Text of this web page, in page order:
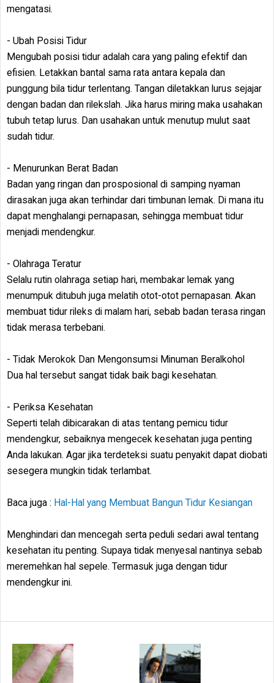
mengatasi.
- Ubah Posisi Tidur
Mengubah posisi tidur adalah cara yang paling efektif dan
efisien. Letakkan bantal sama rata antara kepala dan
punggung bila tidur terlentang. Tangan diletakkan lurus sejajar
dengan badan dan rilekslah. Jika harus miring maka usahakan
tubuh tetap lurus. Dan usahakan untuk menutup mulut saat
sudah tidur.
- Menurunkan Berat Badan
Badan yang ringan dan prosposional di samping nyaman
dirasakan juga akan terhindar dari timbunan lemak. Di mana itu
dapat menghalangi pernapasan, sehingga membuat tidur
menjadi mendengkur.
- Olahraga Teratur
Selalu rutin olahraga setiap hari, membakar lemak yang
menumpuk ditubuh juga melatih otot-otot pernapasan. Akan
membuat tidur rileks di malam hari, sebab badan terasa ringan
tidak merasa terbebani.
- Tidak Merokok Dan Mengonsumsi Minuman Beralkohol
Dua hal tersebut sangat tidak baik bagi kesehatan.
- Periksa Kesehatan
Seperti telah dibicarakan di atas tentang pemicu tidur
mendengkur, sebaiknya mengecek kesehatan juga penting
Anda lakukan. Agar jika terdeteksi suatu penyakit dapat diobati
sesegera mungkin tidak terlambat.
Baca juga : Hal-Hal yang Membuat Bangun Tidur Kesiangan
Menghindari dan mencegah serta peduli sedari awal tentang
kesehatan itu penting. Supaya tidak menyesal nantinya sebab
meremehkan hal sepele. Termasuk juga dengan tidur
mendengkur ini.